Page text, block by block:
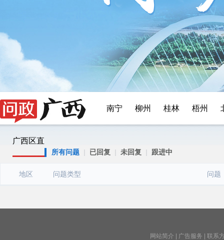
南宁 柳州 桂林 梧州
广西区直
所有问题 | 已回复 | 未回复 | 跟进中
地区 问题类型 问题
网站简介 广告服务 联系